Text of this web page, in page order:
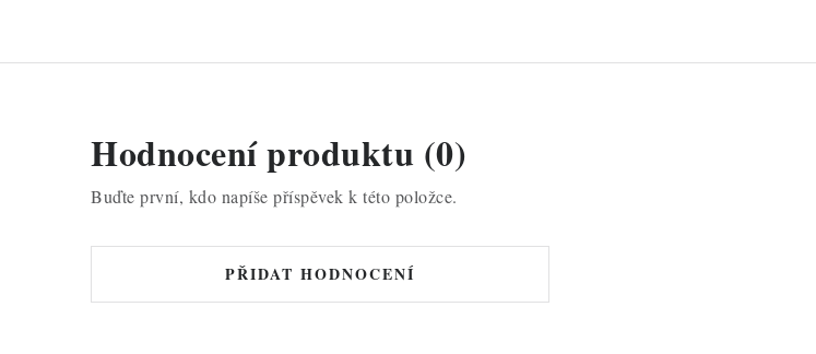
Hodnocení produktu (0)
Buďte první, kdo napíše příspěvek k této položce.
PŘIDAT HODNOCENÍ